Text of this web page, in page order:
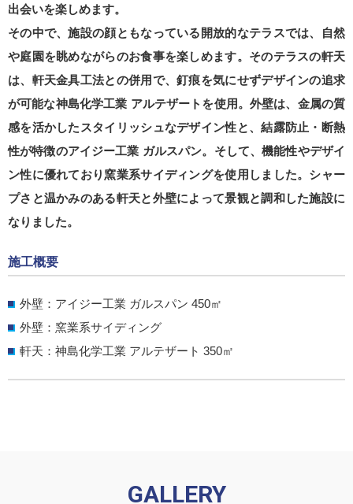
出会いを楽しめます。
その中で、施設の顔ともなっている開放的なテラスでは、自然
や庭園を眺めながらのお食事を楽しめます。そのテラスの軒天
は、軒天金具工法との併用で、釘痕を気にせずデザインの追求
が可能な神島化学工業 アルテザートを使用。外壁は、金属の質
感を活かしたスタイリッシュなデザイン性と、結露防止・断熱
性が特徴のアイジー工業 ガルスパン。そして、機能性やデザイ
ン性に優れており窯業系サイディングを使用しました。シャー
プさと温かみのある軒天と外壁によって景観と調和した施設に
なりました。
施工概要
外壁：アイジー工業 ガルスパン 450㎡
外壁：窯業系サイディング
軒天：神島化学工業 アルテザート 350㎡
GALLERY